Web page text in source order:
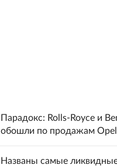
Парадокс: Rolls-Royce и
обошли по продажам Opel
Названы самые